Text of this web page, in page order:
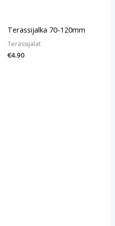
Terassijalka 70-120mm
Terassijalat
€4.90